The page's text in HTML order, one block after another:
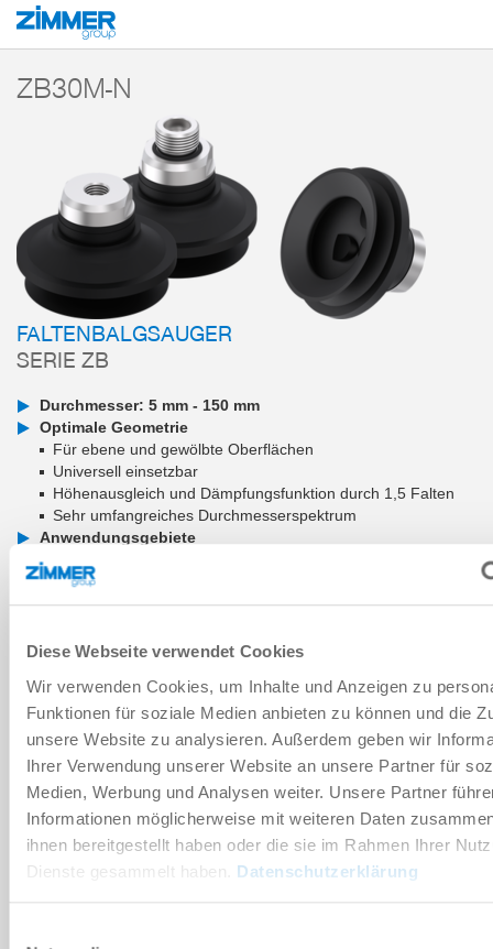
Diese Webseite verwendet Cookies
Wir verwenden Cookies, um Inhalte und Anzeigen zu
Funktionen für soziale Medien anbieten zu können und die
unsere Website zu analysieren. Außerdem geben wir
Ihrer Verwendung unserer Website an unsere Partner für
Medien, Werbung und Analysen weiter. Unsere Partner
Informationen möglicherweise mit weiteren Daten
ihnen bereitgestellt haben oder die sie im Rahmen Ihrer
Dienste gesammelt haben. Datenschutzerklärung
Start Produkte
ZB30M-N
FALTENBALGSAUGER
SERIE ZB
Durchmesser: 5 mm - 150 mm
Optimale Geometrie
Für ebene und gewölbte Oberflächen
Universell einsetzbar
Höhenausgleich und Dämpfungsfunktion durch 1,5 Falten
Sehr umfangreiches Durchmesserspektrum
Anwendungsgebiete
Konsumgüter
Intralogistik
ZUM VERGLEICH HINZUFÜGEN
Technische Daten